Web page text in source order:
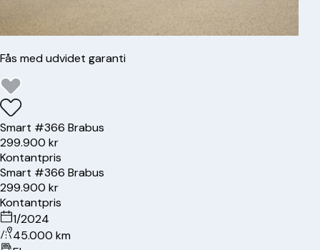
Fås med udvidet garanti
Smart #366 Brabus
299.900 kr
Kontantpris
Smart #366 Brabus
299.900 kr
Kontantpris
1/2024
45.000 km